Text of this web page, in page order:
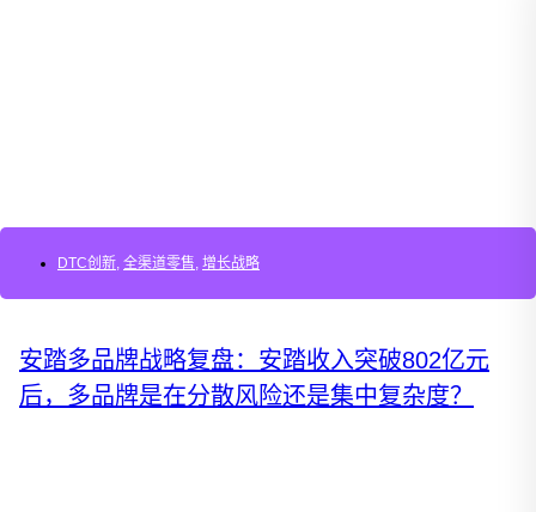
DTC创新, 全渠道零售, 增长战略
安踏多品牌战略复盘：安踏收入突破802亿元
后，多品牌是在分散风险还是集中复杂度？